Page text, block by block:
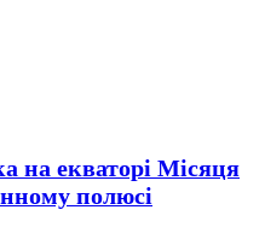
на екваторі Місяця
полюсі